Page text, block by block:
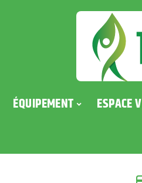
ÉQUIPEMENT ESPACE